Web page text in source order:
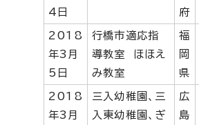
4日
府
2018
年3月
5日
行橋市適応指
導教室 ほほえ
み教室
福
岡
県
2018
年3月
三入幼稚園、三
入東幼稚園、ぎ
広
島